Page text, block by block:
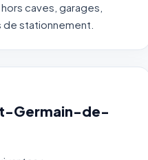
caves, garages,
stationnement.
Germain-de-